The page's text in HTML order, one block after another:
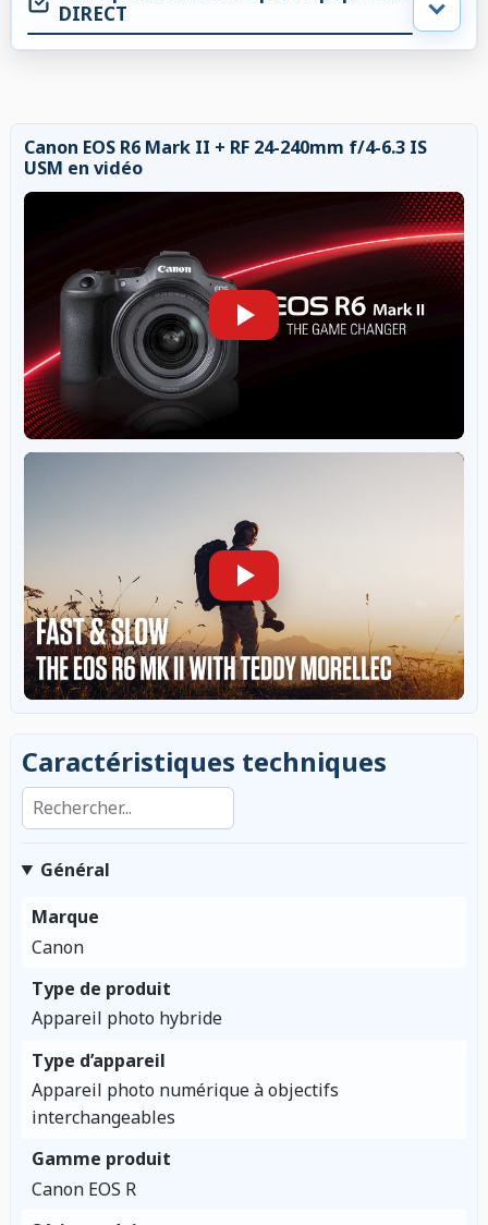
DIRECT
Canon EOS R6 Mark II + RF 24-240mm f/4-6.3 IS
USM en vidéo
Caractéristiques techniques
Rechercher dans les caractéristiques
Général
Marque
Canon
Type de produit
Appareil photo hybride
Type d’appareil
Appareil photo numérique à objectifs
interchangeables
Gamme produit
Canon EOS R